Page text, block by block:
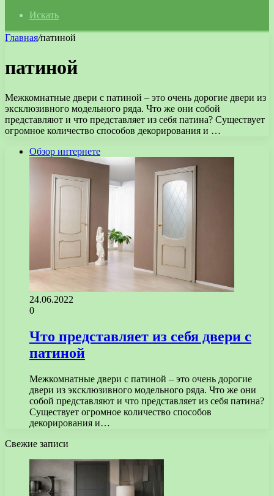
Искать
Главная/патиной
патиной
Межкомнатные двери с патиной – это очень дорогие двери из
эксклюзивного модельного ряда. Что же они собой
представляют и что представляет из себя патина? Существует
огромное количество способов декорирования и …
Обзор интернете
24.06.2022
0
Что представляет из себя двери с
патиной
Межкомнатные двери с патиной – это очень дорогие
двери из эксклюзивного модельного ряда. Что же они
собой представляют и что представляет из себя патина?
Существует огромное количество способов
декорирования и…
Свежие записи